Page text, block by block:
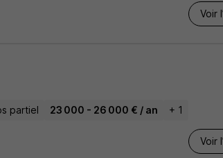
Voir
partiel 23 000 - 26 000 € / an + 1
Voir